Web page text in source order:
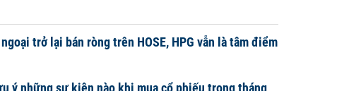
trở lại bán ròng trên HOSE, HPG vẫn là tâm điểm
ý những sự kiện nào khi mua cổ phiếu trong tháng